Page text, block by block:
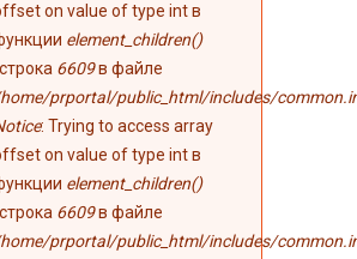
on value of type int в
element_children()
6609в файле
prportal/public_html/includes/
: Trying to access array
on value of type int в
element_children()
6609в файле
prportal/public_html/includes/